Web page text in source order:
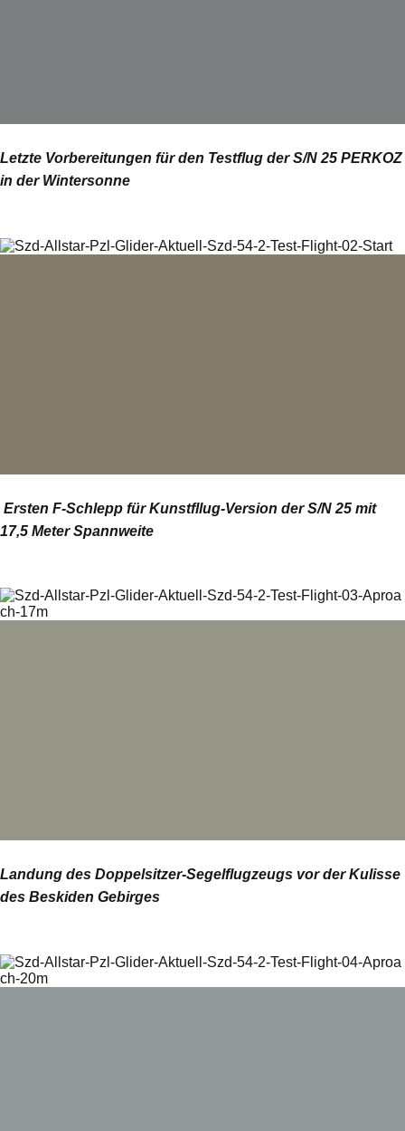
Letzte Vorbereitungen für den Testflug der S/N 25 PERKOZ
in der Wintersonne
Ersten F-Schlepp für Kunstfllug-Version der S/N 25 mit
17,5 Meter Spannweite
Landung des Doppelsitzer-Segelflugzeugs vor der Kulisse
des Beskiden Gebirges